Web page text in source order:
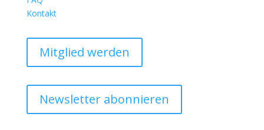
Kontakt
Mitglied werden
Newsletter abonnieren